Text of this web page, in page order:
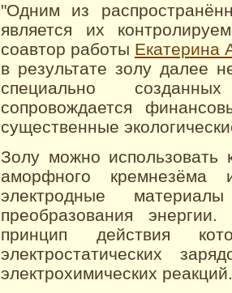
"Одним из
является их
соавтор работы Екатерина
в результате золу далее
специально
сопровождается
существенные
Золу можно использовать
аморфного
электродные
преобразования
принцип действия
электростатических
электрохимических реакций.